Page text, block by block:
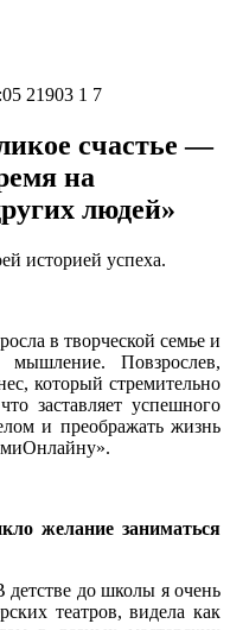
21903 1 7
счастье —
на
людей»
историей успеха.
в творческой семье и
мышление. Повзрослев,
который стремительно
заставляет успешного
и преображать жизнь
желание заниматься
детстве до школы я очень
театров, видела как